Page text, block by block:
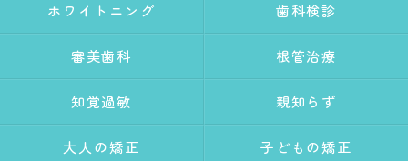
ホワイトニング 歯科検診
審美歯科 根管治療
知覚過敏 親知らず
大人の矯正 子どもの矯正